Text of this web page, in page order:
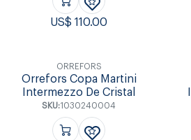
US$110.00
ORREFORS
Orrefors Copa Martini
Intermezzo De Cristal
SKU:1030240004